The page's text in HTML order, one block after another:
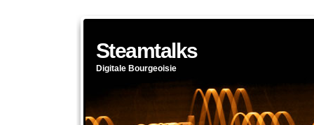
Steamtalks
Digitale Bourgeoisie